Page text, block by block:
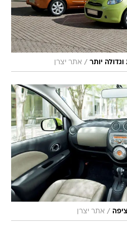
יותר / אתר יצרן
/ אתר יצרן